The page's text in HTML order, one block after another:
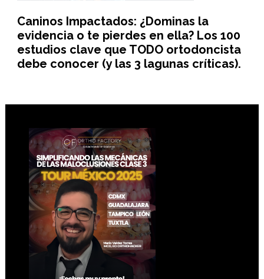
Caninos Impactados: ¿Dominas la
evidencia o te pierdes en ella? Los 100
estudios clave que TODO ortodoncista
debe conocer (y las 3 lagunas críticas).
Footer